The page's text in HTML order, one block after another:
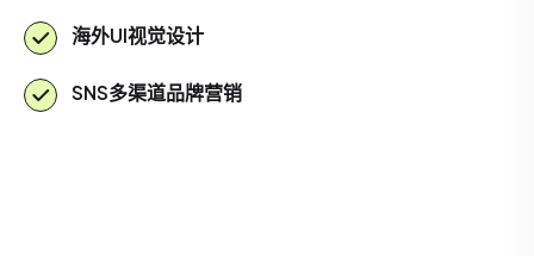
海外UI视觉设计
SNS多渠道品牌营销